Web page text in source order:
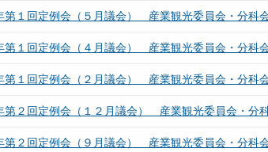
第１回定例会（５月議会） 産業観光委員会・分科
第１回定例会（４月議会） 産業観光委員会・分科
第１回定例会（２月議会） 産業観光委員会・分科
第２回定例会（１２月議会） 産業観光委員会・分
第２回定例会（９月議会） 産業観光委員会・分科